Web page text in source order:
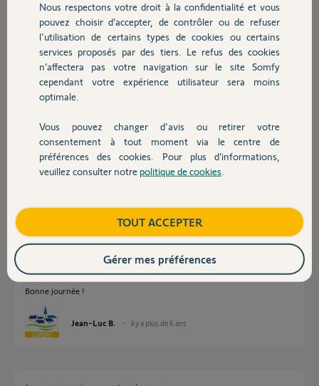
Chauffage
Autres produits
Devis avec un pro
Contact
Enfin, 1 jour d'utilistation et déjà des désagréments....1 capot et 1 pile
de perdue sur mon badge et celui de mon épouse idem !!!
Michaël P.
il y a plus de 6 ans
Participer au fil de discussion
Réponses
badge. La conception de ces badges a été revue. C'est pourquoi celui que
vous avez acheté indépendamment est différent et plus récent.
Patientez, un Yellow vous contactera pour l'échange des badges
défectueux.
Bonne journée !
Jean-Luc B. il y a plus de 6 ans
Nous respectons votre droit à la confidentialité et vous
pouvez choisir d’accepter, de contrôler ou de refuser
l'utilisation de certains types de cookies ou certains
services proposés par des tiers. Le refus des cookies
n’affectera pas votre navigation sur le site Somfy
cependant votre expérience utilisateur sera moins
optimale.
Vous pouvez changer d'avis ou retirer votre
consentement à tout moment via le centre de
préférences des cookies. Pour plus d’informations,
veuillez consulter notre politique de cookies
TOUT ACCEPTER
Gérer mes préférences